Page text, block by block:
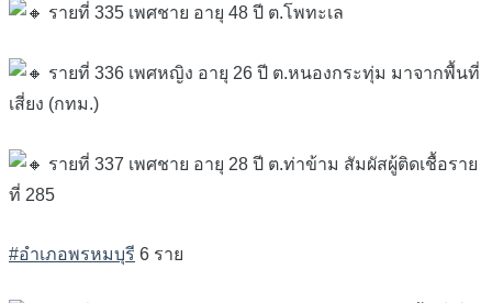
รายที่ 335 เพศชาย อายุ 48 ปี ต.โพทะเล
รายที่ 336 เพศหญิง อายุ 26 ปี ต.หนองกระทุ่ม มาจากพื้นที่
เสี่ยง (กทม.)
รายที่ 337 เพศชาย อายุ 28 ปี ต.ท่าข้าม สัมผัสผู้ติดเชื้อราย
ที่ 285
#อำเภอพรหมบุรี 6 ราย